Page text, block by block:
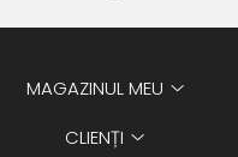
MAGAZINUL MEU
CLIENȚI